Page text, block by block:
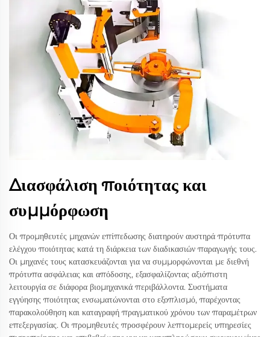
Διασφάλιση ποιότητας και
συμμόρφωση
Οι προμηθευτές μηχανών επίπεδωσης διατηρούν αυστηρά πρότυπα
ελέγχου ποιότητας κατά τη διάρκεια των διαδικασιών παραγωγής τους.
Οι μηχανές τους κατασκευάζονται για να συμμορφώνονται με διεθνή
πρότυπα ασφάλειας και απόδοσης, εξασφαλίζοντας αξιόπιστη
λειτουργία σε διάφορα βιομηχανικά περιβάλλοντα. Συστήματα
εγγύησης ποιότητας ενσωματώνονται στο εξοπλισμό, παρέχοντας
παρακολούθηση και καταγραφή πραγματικού χρόνου των παραμέτρων
επεξεργασίας. Οι προμηθευτές προσφέρουν λεπτομερείς υπηρεσίες